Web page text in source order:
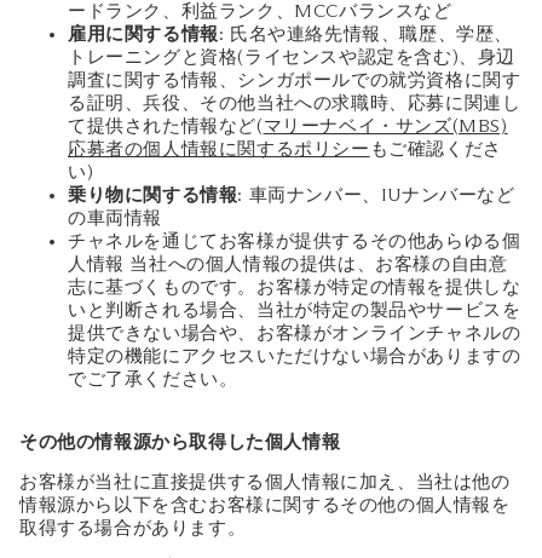
ードランク、利益ランク、MCCバランスなど
雇用に関する情報 : 氏名や連絡先情報、職歴、学歴、
トレーニングと資格(ライセンスや認定を含む)、身辺
調査に関する情報、シンガポールでの就労資格に関す
る証明、兵役、その他当社への求職時、応募に関連し
て提供された情報など( マリーナベイ・サンズ(MBS)
応募者の個人情報に関するポリシー もご確認くださ
い)
乗り物に関する情報: 車両ナンバー、IUナンバーなど
の車両情報
チャネルを通じてお客様が提供するその他あらゆる個
人情報 当社への個人情報の提供は、お客様の自由意
志に基づくものです。お客様が特定の情報を提供しな
いと判断される場合、当社が特定の製品やサービスを
提供できない場合や、お客様がオンラインチャネルの
特定の機能にアクセスいただけない場合がありますの
でご了承ください。
その他の情報源から取得した個人情報
お客様が当社に直接提供する個人情報に加え、当社は他の
情報源から以下を含むお客様に関するその他の個人情報を
取得する場合があります。